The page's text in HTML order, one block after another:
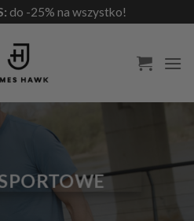
do -25% na wszystko!